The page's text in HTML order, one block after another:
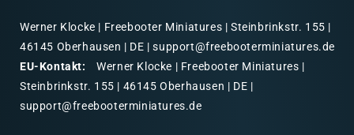
Werner Klocke | Freebooter Miniatures | Steinbrinkstr. 155 |
46145 Oberhausen | DE | support@freebooterminiatures.de
EU-Kontakt:
Werner Klocke | Freebooter Miniatures |
Steinbrinkstr. 155 | 46145 Oberhausen | DE |
support@freebooterminiatures.de